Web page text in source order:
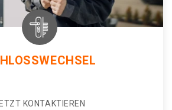
KONTAKTIEREN